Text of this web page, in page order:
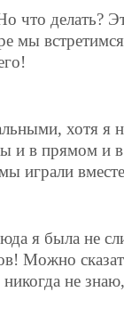
что делать?
мы
хотя я
в прямом и
играли
я была не
Можно
никогда не